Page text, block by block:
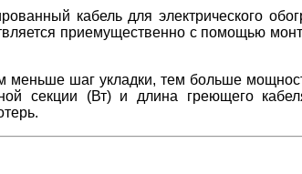
кабель для электрического
приемущественно с помощью
шаг укладки, тем больше
секции (Вт) и длина греющего